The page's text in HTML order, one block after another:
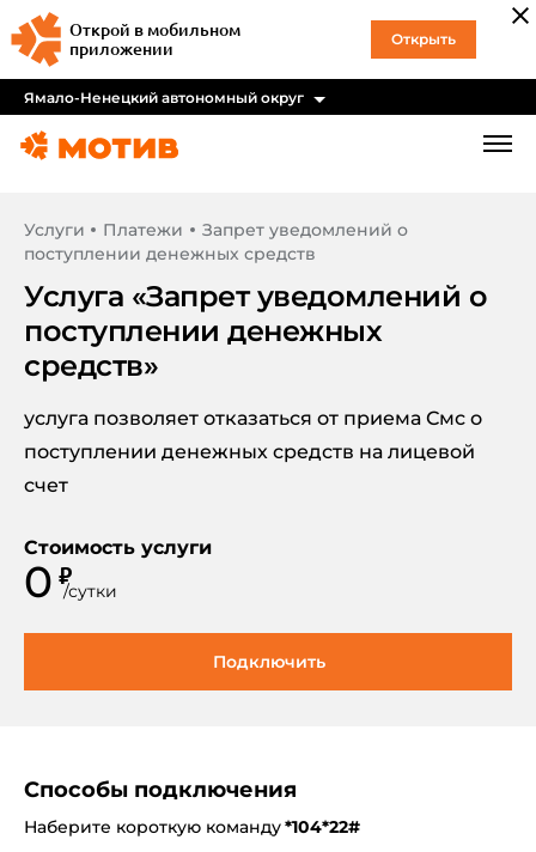
Открой в мобильном
приложении
Открыть
Ямало-Ненецкий автономный округ
Услуги Платежи
Запрет уведомлений о
поступлении денежных средств
Услуга «Запрет уведомлений о
поступлении денежных
средств»
услуга позволяет отказаться от приема Смс о
поступлении денежных средств на лицевой
счет
Стоимость услуги
0 ₽
/сутки
Подключить
Способы подключения
Наберите короткую команду*104*22#